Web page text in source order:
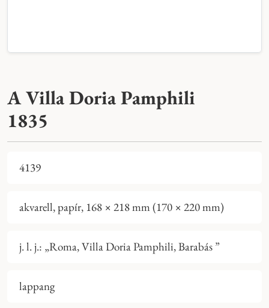
A Villa Doria Pamphili
1835
4139
akvarell, papír, 168 × 218 mm (170 × 220 mm)
j. l. j.: „Roma, Villa Doria Pamphili, Barabás ”
lappang